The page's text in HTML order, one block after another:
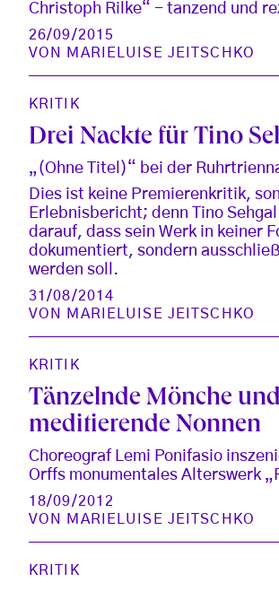
Christoph Rilke“ - tanzend und
26/09/2015
VON MARIELUISE JEITSCHKO
KRITIK
Drei Nackte für Tino
„(Ohne Titel)“ bei der
Dies ist keine Premierenkritik,
Erlebnisbericht; denn Tino
darauf, dass sein Werk in keiner
dokumentiert, sondern
werden soll.
31/08/2014
VON MARIELUISE JEITSCHKO
KRITIK
Tänzelnde Mönche und
meditierende Nonnen
Choreograf Lemi Ponifasio
Orffs monumentales Alterswerk
18/09/2012
VON MARIELUISE JEITSCHKO
KRITIK